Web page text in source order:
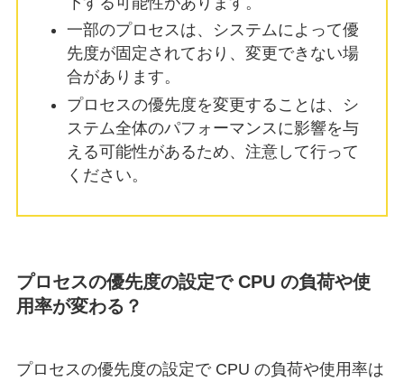
一部のプロセスは、システムによって優
先度が固定されており、変更できない場
合があります。
プロセスの優先度を変更することは、シ
ステム全体のパフォーマンスに影響を与
える可能性があるため、注意して行って
ください。
プロセスの優先度の設定で CPU の負荷や使
用率が変わる？
プロセスの優先度の設定で CPU の負荷や使用率は